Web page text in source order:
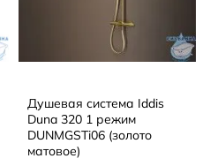
Душевая система Iddis
Duna 320 1 режим
DUNMGSTi06 (золото
матовое)